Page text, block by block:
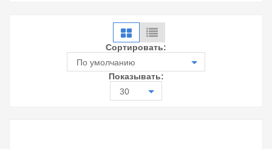
Сортировать:
По умолчанию
Показывать:
30